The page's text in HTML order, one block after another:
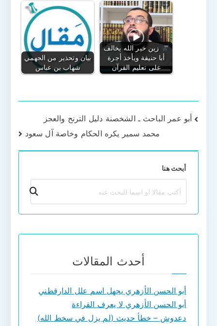
بيان وتحذير من الجهمي
شهاب بن عباس
زين خير الله يخالف
أبا حنيفة ويأخذ أجرة
على تعليم القرآن
تصفّح
المقالات
أبو عمر الباحث ـ الشخصنة دليل الترنح والعجز
محمد سمير يكره الحكام وخاصة آل سعود
أبحث هنا
بحث
أحدث المقالات
أبو الحسن الأزهري يجهل اسم علل الدارقطني
أبو الحسن الأزهري لا يعرف القراءة
دعدوش – خطأ حديث (لم يزل في سخط الله)